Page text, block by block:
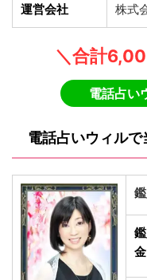
運営会社 株式
＼合計
電話占い
電話占いウィル
金